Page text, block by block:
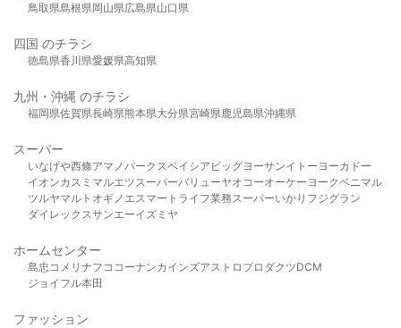
鳥取県島根県岡山県広島県山口県
四国 のチラシ
徳島県香川県愛媛県高知県
九州・沖縄 のチラシ
福岡県佐賀県長崎県熊本県大分県宮崎県鹿児島県沖縄県
スーパー
いなげや西條アマノパークスベイシア ビッグヨーサンイトーヨーカドー
イオンカスミ マルエツスーパーバリューヤオコーオーケー ヨークベニマル
ツルヤマルト オギノ エスマート ライフ業務スーパーいかり フジグラン
ダイレックスサンエーイズミヤ
ホームセンター
島忠 コメリ ナフコ コーナンカインズアストロプロダクツDCM
ジョイフル本田
ファッション